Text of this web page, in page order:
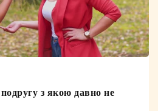
з якою давно не